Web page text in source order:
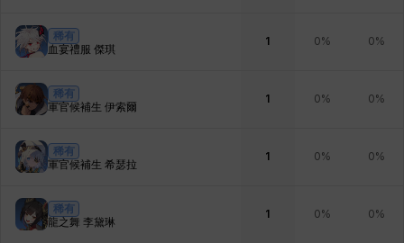
稀有
血宴禮服 傑琪
1 0% 0%
稀有
軍官候補生 伊索爾
1 0% 0%
稀有
軍官候補生 希瑟拉
1 0% 0%
稀有
龍之舞 李黛琳
1 0% 0%